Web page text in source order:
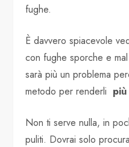
fughe.
È davvero spiacevole
con fughe sporche e
sarà più un problema
metodo per renderli
Non ti serve nulla, in
puliti. Dovrai solo